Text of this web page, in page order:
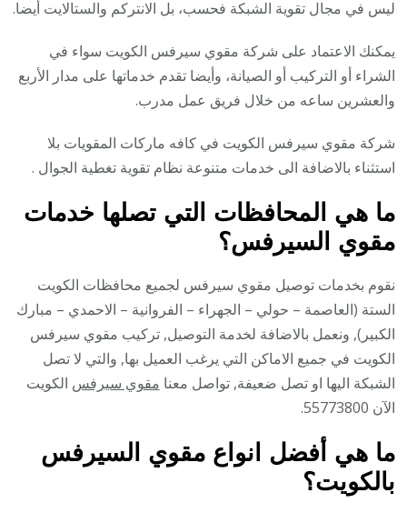
ليس في مجال تقوية الشبكة فحسب، بل الانتركم والستالايت أيضا.
يمكنك الاعتماد على شركة مقوي سيرفس الكويت سواء في
الشراء أو التركيب أو الصيانة، وأيضا تقدم خدماتها على مدار الأربع
والعشرين ساعه من خلال فريق عمل مدرب.
شركة مقوي سيرفس الكويت في كافه ماركات المقويات بلا
استثناء بالاضافة الى خدمات متنوعة نظام تقوية تغطية الجوال .
ما هي المحافظات التي تصلها خدمات
مقوي السيرفس؟
نقوم بخدمات توصيل مقوي سيرفس لجميع محافظات الكويت
الستة (العاصمة – حولي – الجهراء – الفروانية – الاحمدي – مبارك
الكبير), ونعمل بالاضافة لخدمة التوصيل, تركيب مقوي سيرفس
الكويت في جميع الاماكن التي يرغب العميل بها, والتي لا تصل
الشبكة اليها او تصل ضعيفة, تواصل معنا مقوي سيرفس الكويت
الآن 55773800.
ما هي أفضل انواع مقوي السيرفس
بالكويت؟